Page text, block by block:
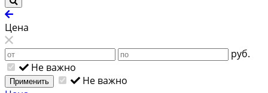
Цена
руб.
Не важно
Применить
Не важно